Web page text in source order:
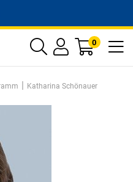
0
| Katharina Schönauer